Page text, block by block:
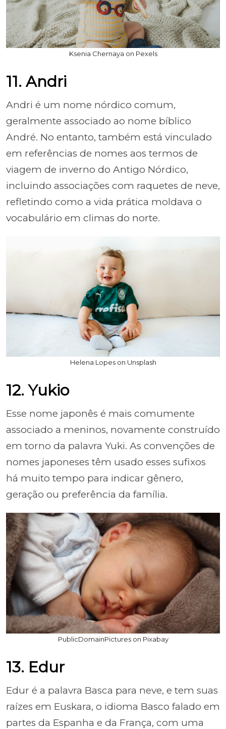
Ksenia Chernaya on Pexels
11. Andri
Andri é um nome nórdico comum,
geralmente associado ao nome bíblico
André. No entanto, também está vinculado
em referências de nomes aos termos de
viagem de inverno do Antigo Nórdico,
incluindo associações com raquetes de neve,
refletindo como a vida prática moldava o
vocabulário em climas do norte.
Helena Lopes on Unsplash
12. Yukio
Esse nome japonês é mais comumente
associado a meninos, novamente construído
em torno da palavra Yuki. As convenções de
nomes japoneses têm usado esses sufixos
há muito tempo para indicar gênero,
geração ou preferência da família.
PublicDomainPictures on Pixabay
13. Edur
Edur é a palavra Basca para neve, e tem suas
raízes em Euskara, o idioma Basco falado em
partes da Espanha e da França, com uma